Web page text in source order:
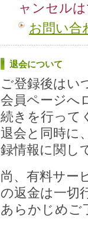
ャンセル
お問い合
退会について
ご登録後はい
会員ページへ
続きを行って
退会と同時に
録情報に関し
尚、有料サー
の返金は一切
あらかじめご